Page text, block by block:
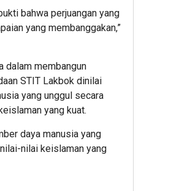
bahwa perjuangan yang
yang membanggakan,”
dalam membangun
STIT Lakbok dinilai
yang unggul secara
yang kuat.
daya manusia yang
nilai keislaman yang